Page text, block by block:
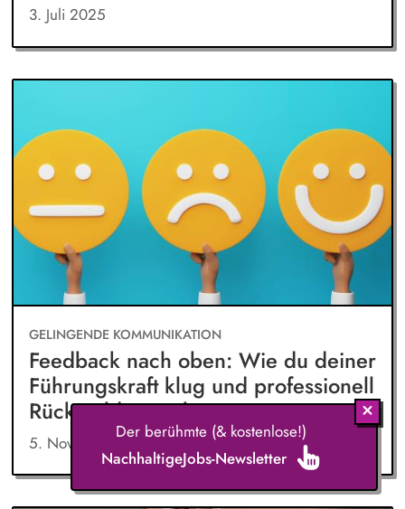
3. Juli 2025
GELINGENDE KOMMUNIKATION
Feedback nach oben: Wie du deiner
Führungskraft klug und professionell
Rückmeldung gibst
5. November 2025
Der berühmte (& kostenlose!)
NachhaltigeJobs-Newsletter